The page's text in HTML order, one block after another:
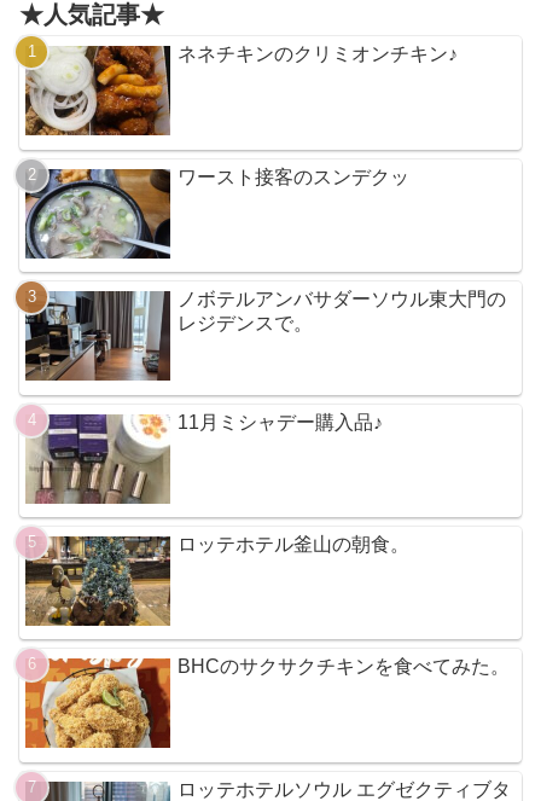
★人気記事★
ネネチキンのクリミオンチキン♪
ワースト接客のスンデクッ
ノボテルアンバサダーソウル東大門の
レジデンスで。
11月ミシャデー購入品♪
ロッテホテル釜山の朝食。
BHCのサクサクチキンを食べてみた。
ロッテホテルソウル エグゼクティブタ